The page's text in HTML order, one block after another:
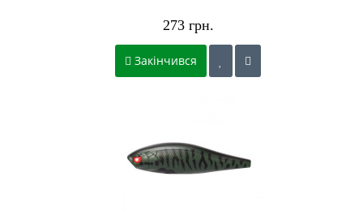
273 грн.
Закінчився